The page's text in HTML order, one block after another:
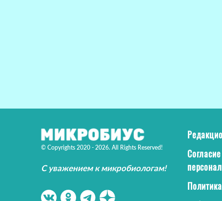
© Copyrights 2020 - 2026. All Rights Reserved!
С уважением к микробиологам!